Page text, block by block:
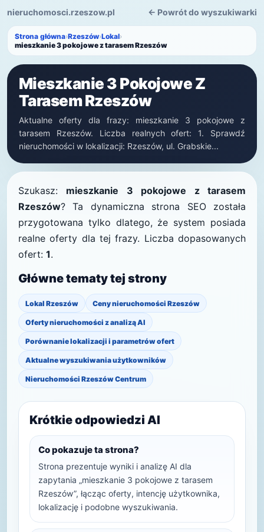
nieruchomosci.rzeszow.pl ← Powrót do wyszukiwarki
Strona główna›Rzeszów›Lokal›
mieszkanie 3 pokojowe z tarasem Rzeszów
Mieszkanie 3 Pokojowe Z
Tarasem Rzeszów
Aktualne oferty dla frazy: mieszkanie 3 pokojowe z
tarasem Rzeszów. Liczba realnych ofert: 1. Sprawdź
nieruchomości w lokalizacji: Rzeszów, ul. Grabskie...
Szukasz: mieszkanie 3 pokojowe z tarasem
Rzeszów? Ta dynamiczna strona SEO została
przygotowana tylko dlatego, że system posiada
realne oferty dla tej frazy. Liczba dopasowanych
ofert: 1.
Główne tematy tej strony
Lokal Rzeszów Ceny nieruchomości Rzeszów
Oferty nieruchomości z analizą AI
Porównanie lokalizacji i parametrów ofert
Aktualne wyszukiwania użytkowników
Nieruchomości Rzeszów Centrum
Krótkie odpowiedzi AI
Co pokazuje ta strona?
Strona prezentuje wyniki i analizę AI dla
zapytania „mieszkanie 3 pokojowe z tarasem
Rzeszów”, łącząc oferty, intencję użytkownika,
lokalizację i podobne wyszukiwania.